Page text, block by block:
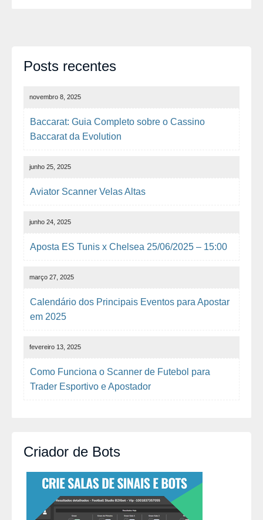
Posts recentes
Baccarat: Guia Completo sobre o Cassino
Baccarat da Evolution
novembro 8, 2025
Aviator Scanner Velas Altas
junho 25, 2025
Aposta ES Tunis x Chelsea 25/06/2025 – 15:00
junho 24, 2025
Calendário dos Principais Eventos para Apostar
em 2025
março 27, 2025
Como Funciona o Scanner de Futebol para
Trader Esportivo e Apostador
fevereiro 13, 2025
Criador de Bots